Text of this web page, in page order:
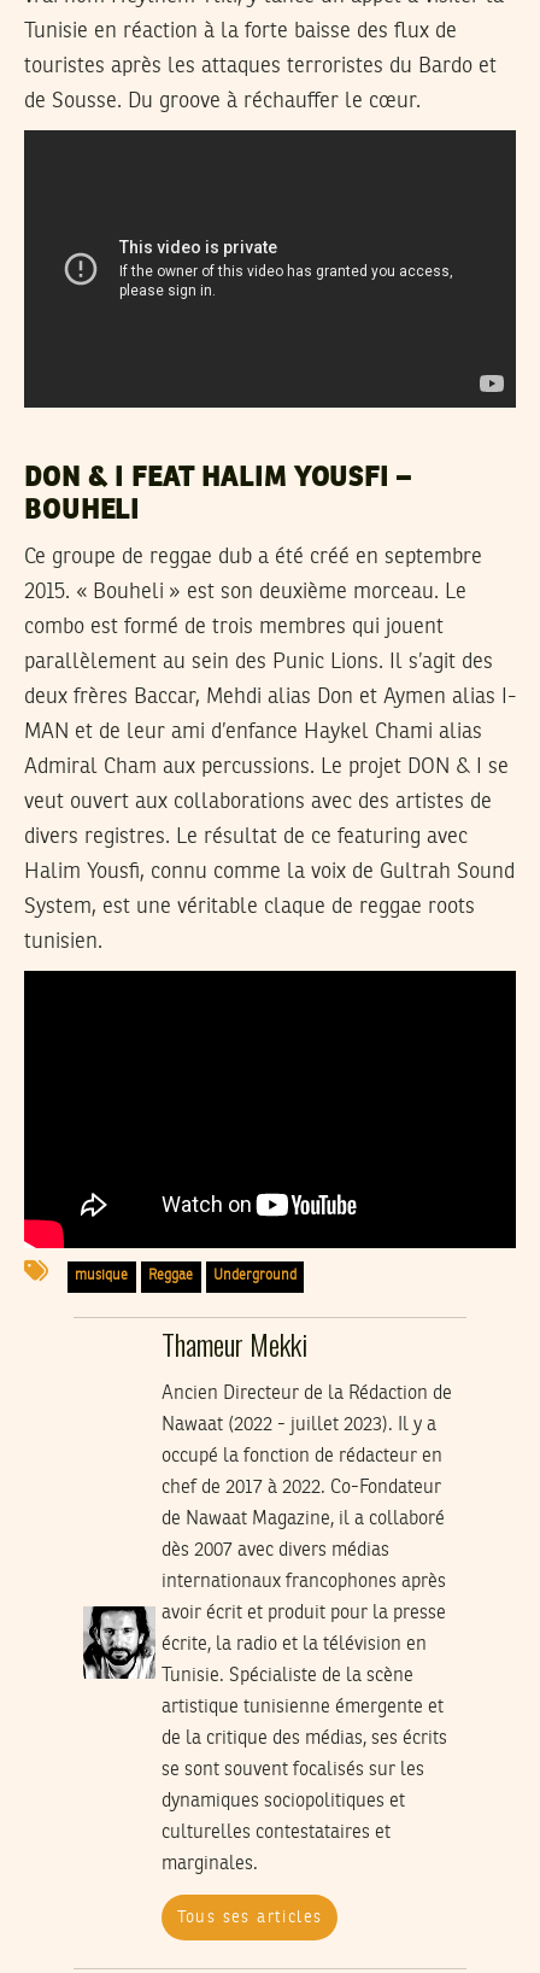
Tunisie en réaction à la forte baisse des flux de
touristes après les attaques terroristes du Bardo et
de Sousse. Du groove à réchauffer le cœur.
DON & I FEAT HALIM YOUSFI –
BOUHELI
Ce groupe de reggae dub a été créé en septembre
2015. « Bouheli » est son deuxième morceau. Le
combo est formé de trois membres qui jouent
parallèlement au sein des Punic Lions. Il s’agit des
deux frères Baccar, Mehdi alias Don et Aymen alias I-
MAN et de leur ami d’enfance Haykel Chami alias
Admiral Cham aux percussions. Le projet DON & I se
veut ouvert aux collaborations avec des artistes de
divers registres. Le résultat de ce featuring avec
Halim Yousfi, connu comme la voix de Gultrah Sound
System, est une véritable claque de reggae roots
tunisien.
musique Reggae Underground
Thameur Mekki
Ancien Directeur de la Rédaction de
Nawaat (2022 - juillet 2023). Il y a
occupé la fonction de rédacteur en
chef de 2017 à 2022. Co-Fondateur
de Nawaat Magazine, il a collaboré
dès 2007 avec divers médias
internationaux francophones après
avoir écrit et produit pour la presse
écrite, la radio et la télévision en
Tunisie. Spécialiste de la scène
artistique tunisienne émergente et
de la critique des médias, ses écrits
se sont souvent focalisés sur les
dynamiques sociopolitiques et
culturelles contestataires et
marginales.
Tous ses articles